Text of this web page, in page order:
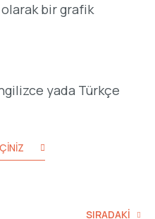
bir grafik
yada Türkçe
SIRADAKI